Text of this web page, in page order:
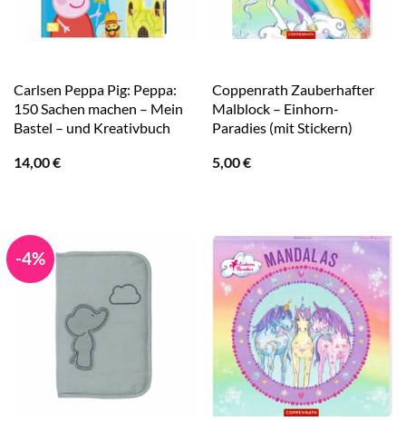
Carlsen Peppa Pig: Peppa:
150 Sachen machen – Mein
Bastel – und Kreativbuch
14,00€
Coppenrath Zauberhafter
Malblock – Einhorn-
Paradies (mit Stickern)
5,00€
-4%